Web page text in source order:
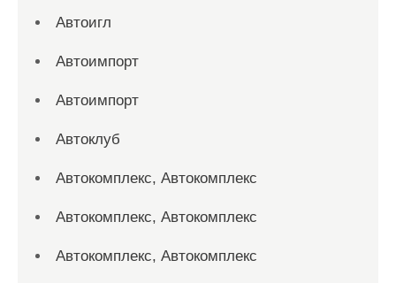
Автоигл
Автоимпорт
Автоимпорт
Автоклуб
Автокомплекс, Автокомплекс
Автокомплекс, Автокомплекс
Автокомплекс, Автокомплекс